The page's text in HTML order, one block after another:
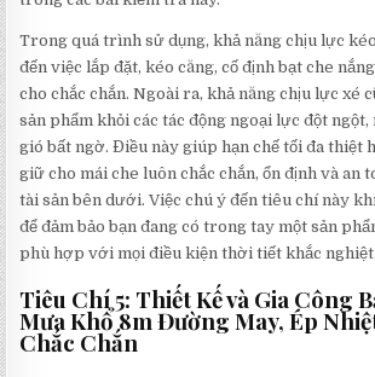
Trong quá trình sử dụng, khả năng chịu lực
đến việc lắp đặt, kéo căng, cố định bạt che
cho chắc chắn. Ngoài ra, khả năng chịu lực xé
sản phẩm khỏi các tác động ngoại lực đột ngột,
gió bất ngờ. Điều này giúp hạn chế tối đa thiệt
giữ cho mái che luôn chắc chắn, ổn định và an
tài sản bên dưới. Việc chú ý đến tiêu chí này
để đảm bảo bạn đang có trong tay một sản
phù hợp với mọi điều kiện thời tiết khắc nghiệt.
Tiêu Chí 5: Thiết Kế và Gia Công
Mưa Khổ 8m Đường May, Ép
Chắc Chắn